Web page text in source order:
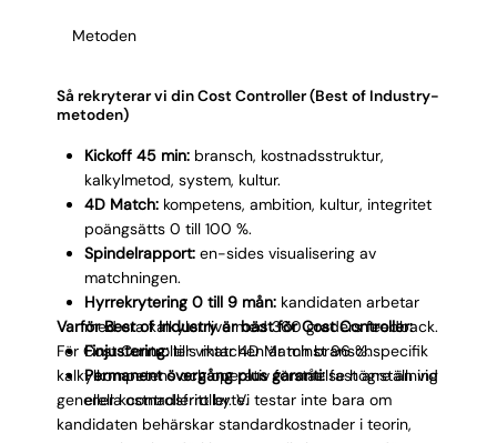
termer som båda förstår.
Metoden
Så rekryterar vi din Cost Controller (Best of Industry-
metoden)
Kickoff 45 min: bransch, kostnadsstruktur,
kalkylmetod, system, kultur.
4D Match: kompetens, ambition, kultur, integritet
poängsätts 0 till 100 %.
Spindelrapport: en-sides visualisering av
matchningen.
Hyrrekrytering 0 till 9 mån: kandidaten arbetar
med era kalkyler live med 360 graders feedback.
Finjustering:tills matchen är minst 96 %.
Permanent övergång plus garanti:fast anställning
eller kostnadsfritt byte.
Varför Best of Industry är bäst för Cost Controller:
För Cost Controller viktar 4D Match branschspecifik
kalkylkompetens och operativ förståelse högre än vid
generella controllerroller. Vi testar inte bara om
kandidaten behärskar standardkostnader i teorin,